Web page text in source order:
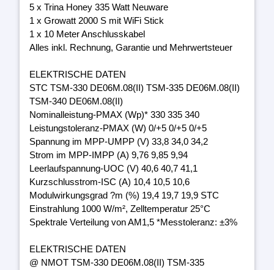
5 x Trina Honey 335 Watt Neuware
1 x Growatt 2000 S mit WiFi Stick
1 x 10 Meter Anschlusskabel
Alles inkl. Rechnung, Garantie und Mehrwertsteuer
ELEKTRISCHE DATEN
STC TSM-330 DE06M.08(II) TSM-335 DE06M.08(II)
TSM-340 DE06M.08(II)
Nominalleistung-PMAX (Wp)* 330 335 340
Leistungstoleranz-PMAX (W) 0/+5 0/+5 0/+5
Spannung im MPP-UMPP (V) 33,8 34,0 34,2
Strom im MPP-IMPP (A) 9,76 9,85 9,94
Leerlaufspannung-UOC (V) 40,6 40,7 41,1
Kurzschlusstrom-ISC (A) 10,4 10,5 10,6
Modulwirkungsgrad ?m (%) 19,4 19,7 19,9 STC
Einstrahlung 1000 W/m², Zelltemperatur 25°C
Spektrale Verteilung von AM1,5 *Messtoleranz: ±3%
ELEKTRISCHE DATEN
@ NMOT TSM-330 DE06M.08(II) TSM-335